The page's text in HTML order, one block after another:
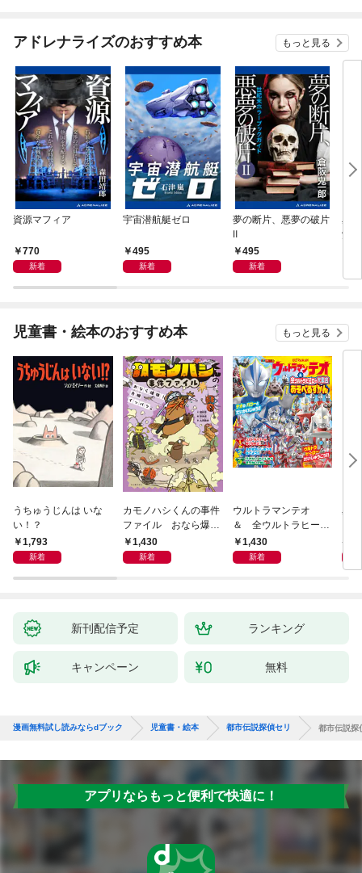
アドレナライズのおすすめ本 もっと見る
資源マフィア
770
新着
宇宙潜航艇ゼロ
495
新着
夢の断片、悪夢の破片
Ⅱ
495
新着
星
覚
児童書・絵本のおすすめ本 もっと見る
うちゅうじんは いな
い！？
1,793
新着
カモノハシくんの事件
ファイル おなら爆
弾！ 危機イッパツ編
1,430
新着
ウルトラマンテオ
＆ 全ウルトラヒーロ
ー大集合 あそべるず
かん
1,430
新着
星
新刊配信予定 ランキング
キャンペーン 無料
漫画無料試し読みならdブック 児童書・絵本 都市伝説探偵セリ 都市伝説
アプリならもっと便利で快適に！